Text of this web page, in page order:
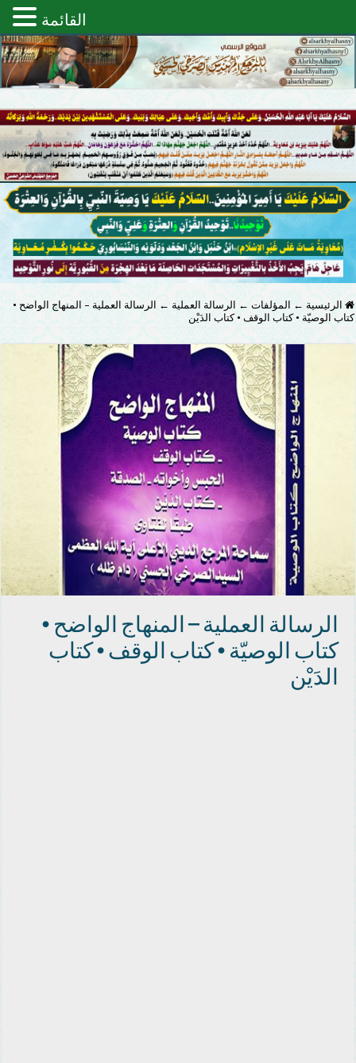
الرئيسية ← المؤلفات ← الرسالة العملية ← الرسالة العملية – المنهاج الواضح •
كتاب الوصيّة • كتاب الوقف • كتاب الدَيْن
الرسالة العملية – المنهاج الواضح •
كتاب الوصيّة • كتاب الوقف • كتاب
الدَيْن
القائمة